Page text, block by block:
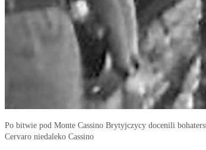
Po bitwie pod Monte Cassino Brytyjczycy docenili
Cervaro niedaleko Cassino